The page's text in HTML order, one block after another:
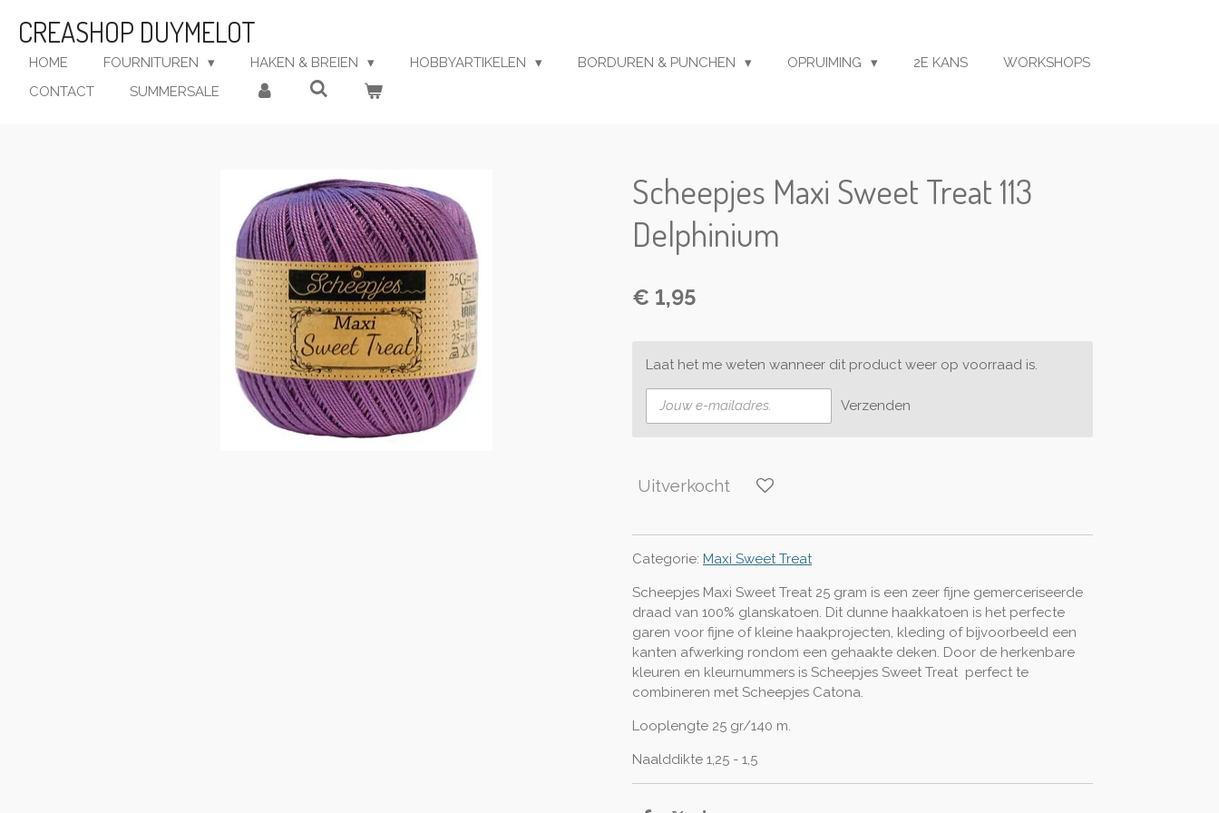
direct
naar
hoofdinhoud
CREASHOP DUYMELOT
HOME FOURNITUREN HAKEN & BREIEN HOBBYARTIKELEN BORDUREN & PUNCHEN OPRUIMING 2E KANS
WORKSHOPS
CONTACT
SUMMERSALE
Scheepjes Maxi Sweet Treat 113
Delphinium
€ 1,95
Laat het me weten wanneer dit product weer op voorraad is.
Verzenden
Uitverkocht
Categorie: Maxi Sweet Treat
Scheepjes Maxi Sweet Treat 25 gram is een zeer fijne gemerceriseerde
draad van 100% glanskatoen. Dit dunne haakkatoen is het perfecte
garen voor fijne of kleine haakprojecten, kleding of bijvoorbeeld een
kanten afwerking rondom een gehaakte deken. Door de herkenbare
kleuren en kleurnummers is Scheepjes Sweet Treat perfect te
combineren met Scheepjes Catona.
Looplengte 25 gr/140 m.
Naalddikte 1,25 - 1,5